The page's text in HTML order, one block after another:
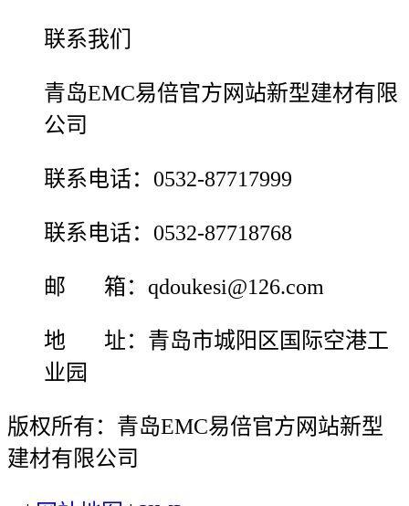
联系我们
青岛EMC易倍官方网站新型建材有限
公司
联系电话：0532-87717999
联系电话：0532-87718768
邮 箱：qdoukesi@126.com
地 址：青岛市城阳区国际空港工
业园
版权所有：青岛EMC易倍官方网站新型
建材有限公司